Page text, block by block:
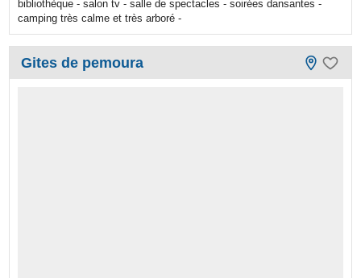
bibliothèque - salon tv - salle de spectacles - soirées dansantes -
camping très calme et très arboré -
Gites de pemoura